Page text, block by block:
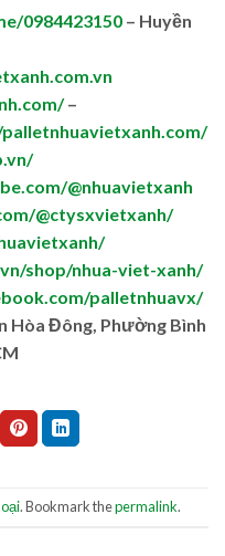
0984423150 – Huyền
–
@nhuavietxanh
@ctysxvietxanh/
shop/nhua-viet-xanh/
palletnhuavx/
Hòa Đông, Phường Bình
. Bookmark thepermalink.